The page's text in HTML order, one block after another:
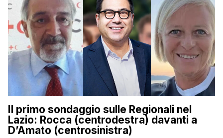
Il primo sondaggio sulle Regionali nel
Lazio: Rocca (centrodestra) davanti a
D’Amato (centrosinistra)